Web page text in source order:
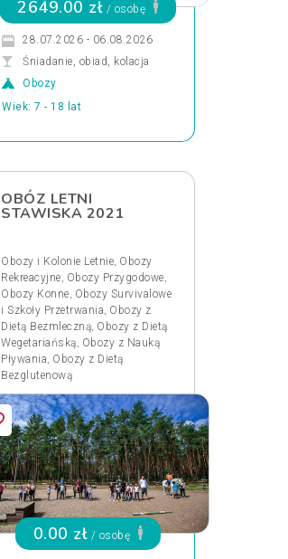
2649.00 zł / osobę
28.07.2026 - 06.08.2026
Śniadanie, obiad, kolacja
Obozy
Wiek: 7 - 18 lat
OBÓZ LETNI
STAWISKA 2021
Obozy i Kolonie Letnie, Obozy
Rekreacyjne, Obozy Przygodowe,
Obozy Konne, Obozy Survivalowe
i Szkoły Przetrwania, Obozy z
Dietą Bezmleczną, Obozy z Dietą
Wegetariańską, Obozy z Nauką
Pływania, Obozy z Dietą
Bezglutenową
0.00 zł / osobę